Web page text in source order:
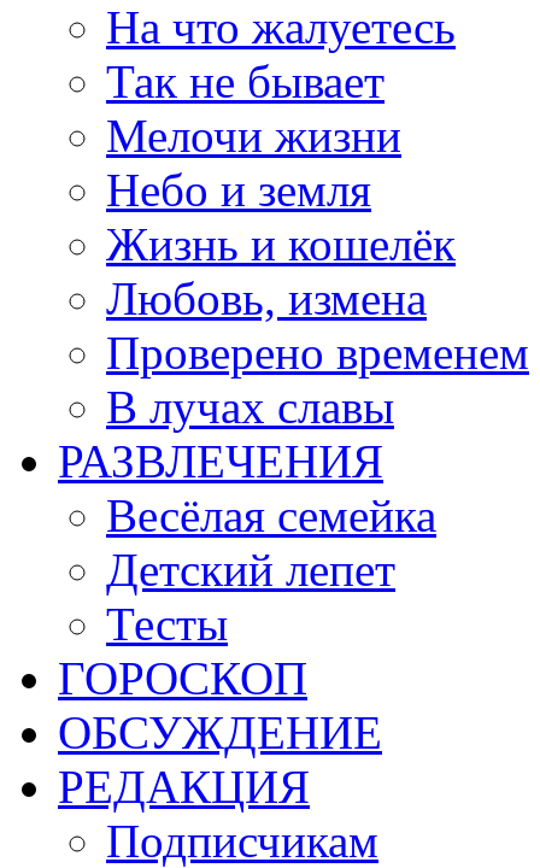
На что жалуетесь
Так не бывает
Мелочи жизни
Небо и земля
Жизнь и кошелёк
Любовь, измена
Проверено временем
В лучах славы
РАЗВЛЕЧЕНИЯ
Весёлая семейка
Детский лепет
Тесты
ГОРОСКОП
ОБСУЖДЕНИЕ
РЕДАКЦИЯ
Подписчикам